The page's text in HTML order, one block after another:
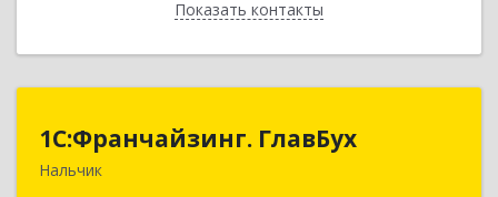
Показать контакты
Назад
1С:Франчайзинг. ГлавБух
Нальчик
1С:Франчайзинг. ГлавБух
360000, Кабардино-Балкарская Респ, Нальчик г,